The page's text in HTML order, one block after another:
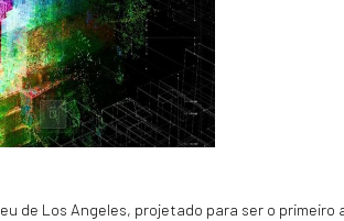
de Los Angeles, projetado para ser o